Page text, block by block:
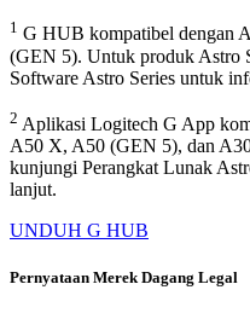
1 G HUB kompatibel dengan
(GEN 5). Untuk produk Astro
Software Astro Series untuk
2 Aplikasi Logitech G App
A50 X, A50 (GEN 5), dan
kunjungi Perangkat Lunak
lanjut.
UNDUH G HUB
Pernyataan Merek Dagang Legal